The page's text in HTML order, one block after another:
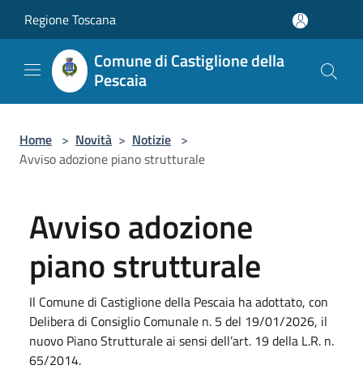
Regione Toscana
Comune di Castiglione della
Pescaia
Home > Novità > Notizie >
Avviso adozione piano strutturale
Avviso adozione
piano strutturale
Il Comune di Castiglione della Pescaia ha adottato, con
Delibera di Consiglio Comunale n. 5 del 19/01/2026, il
nuovo Piano Strutturale ai sensi dell’art. 19 della L.R. n.
65/2014.